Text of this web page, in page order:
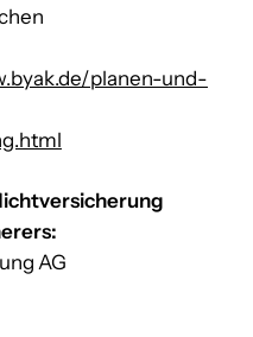
planen-und-
AG